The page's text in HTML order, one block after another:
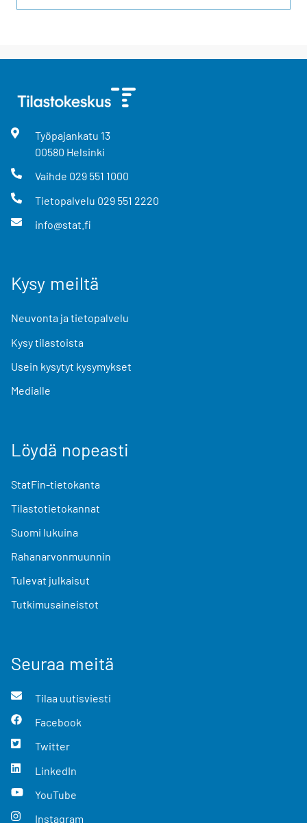
Työpajankatu 13
00580 Helsinki
Vaihde 029 551 1000
Tietopalvelu 029 551 2220
info@stat.fi
Kysy meiltä
Neuvonta ja tietopalvelu
Kysy tilastoista
Usein kysytyt kysymykset
Medialle
Löydä nopeasti
StatFin-tietokanta
Tilastotietokannat
Suomi lukuina
Rahanarvonmuunnin
Tulevat julkaisut
Tutkimusaineistot
Seuraa meitä
Tilaa uutisviesti
Facebook
Twitter
LinkedIn
YouTube
Instagram